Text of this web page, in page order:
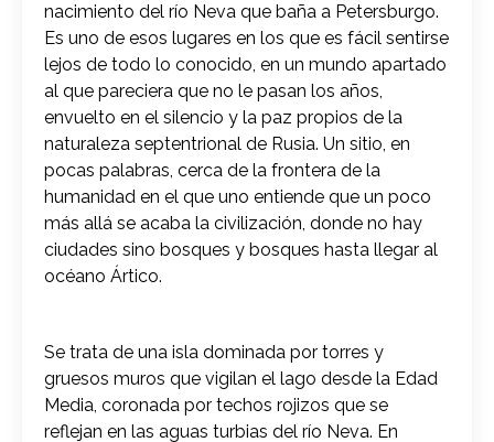
nacimiento del río Neva que baña a Petersburgo.
Es uno de esos lugares en los que es fácil sentirse
lejos de todo lo conocido, en un mundo apartado
al que pareciera que no le pasan los años,
envuelto en el silencio y la paz propios de la
naturaleza septentrional de Rusia. Un sitio, en
pocas palabras, cerca de la frontera de la
humanidad en el que uno entiende que un poco
más allá se acaba la civilización, donde no hay
ciudades sino bosques y bosques hasta llegar al
océano Ártico.
Se trata de una isla dominada por torres y
gruesos muros que vigilan el lago desde la Edad
Media, coronada por techos rojizos que se
reflejan en las aguas turbias del río Neva. En